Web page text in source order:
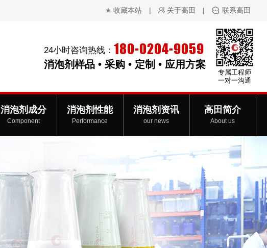
收藏本站 | 关于高田 | 联系高田
24小时咨询热线： 180-0204-9059
消泡剂样品 • 采购 • 定制 • 应用方案
专属工程师
一对一沟通
消泡剂成分
Component
消泡剂性能
Performance
消泡剂资讯
our news
高田简介
About us